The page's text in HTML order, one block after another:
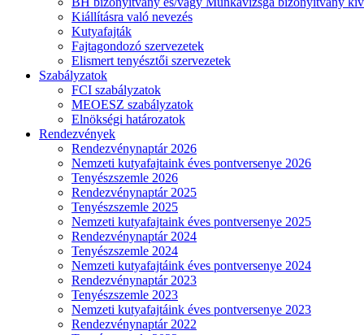
Kiállításra való nevezés
Kutyafajták
Fajtagondozó szervezetek
Elismert tenyésztői szervezetek
Szabályzatok
FCI szabályzatok
MEOESZ szabályzatok
Elnökségi határozatok
Rendezvények
Rendezvénynaptár 2026
Nemzeti kutyafajtaink éves pontversenye 2026
Tenyészszemle 2026
Rendezvénynaptár 2025
Tenyészszemle 2025
Nemzeti kutyafajtaink éves pontversenye 2025
Rendezvénynaptár 2024
Tenyészszemle 2024
Nemzeti kutyafajtáink éves pontversenye 2024
Rendezvénynaptár 2023
Tenyészszemle 2023
Nemzeti kutyafajtáink éves pontversenye 2023
Rendezvénynaptár 2022